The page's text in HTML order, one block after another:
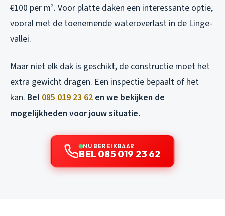
€100 per m². Voor platte daken een interessante optie,
vooral met de toenemende wateroverlast in de Linge-
vallei.
Maar niet elk dak is geschikt, de constructie moet het
extra gewicht dragen. Een inspectie bepaalt of het
kan. Bel 085 019 23 62 en we bekijken de
mogelijkheden voor jouw situatie.
NU BEREIKBAAR
BEL 085 019 23 62